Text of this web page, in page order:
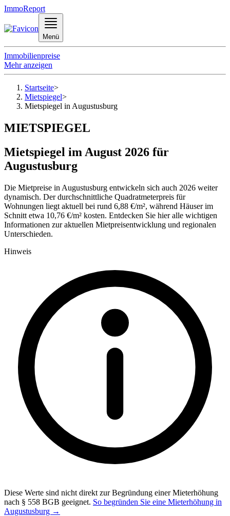
ImmoReport
Menü
Immobilienpreise
Mehr anzeigen
Startseite>
Mietspiegel>
Mietspiegel in Augustusburg
MIETSPIEGEL
Mietspiegel im August 2026 für
Augustusburg
Die Mietpreise in Augustusburg entwickeln sich auch 2026 weiter
dynamisch. Der durchschnittliche Quadratmeterpreis für
Wohnungen liegt aktuell bei rund 6,88 €/m², während Häuser im
Schnitt etwa 10,76 €/m² kosten. Entdecken Sie hier alle wichtigen
Informationen zur aktuellen Mietpreisentwicklung und regionalen
Unterschieden.
Hinweis
Diese Werte sind nicht direkt zur Begründung einer Mieterhöhung
nach § 558 BGB geeignet. So begründen Sie eine Mieterhöhung in
Augustusburg →